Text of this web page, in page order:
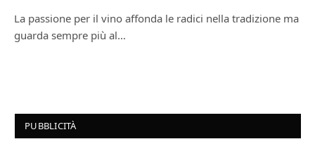
La passione per il vino affonda le radici nella tradizione ma
guarda sempre più al…
PUBBLICITÀ